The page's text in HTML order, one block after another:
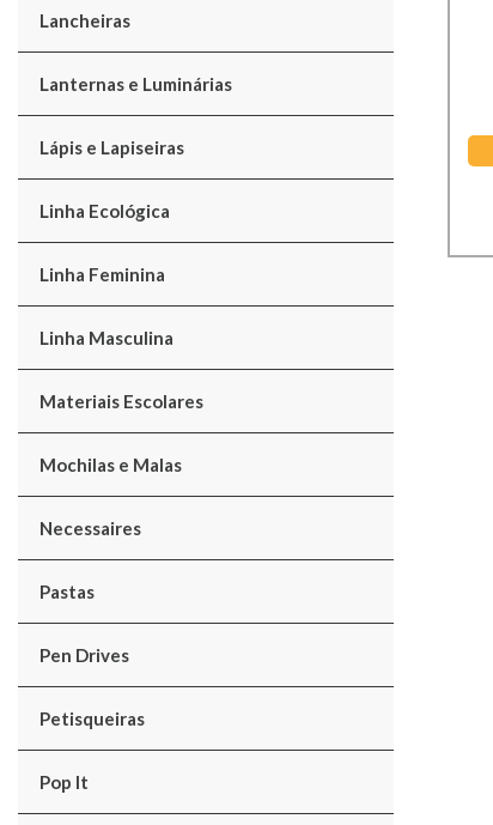
Lancheiras
Lanternas e Luminárias
Lápis e Lapiseiras
Linha Ecológica
Linha Feminina
Linha Masculina
Materiais Escolares
Mochilas e Malas
Necessaires
Pastas
Pen Drives
Petisqueiras
Pop It